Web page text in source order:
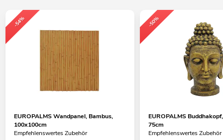
-54%
EUROPALMS Wandpanel, Bambus,
100x100cm
Empfehlenswertes Zubehör
-50%
EUROPALMS
75cm
Empfehlenswertes Zubehör